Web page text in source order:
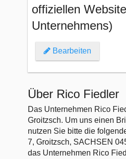
offiziellen
Unternehmens)
Bearbeiten
Über Rico Fiedler
Das Unternehmen Rico
Groitzsch. Um uns einen
nutzen Sie bitte die
7, Groitzsch, SACHSEN
das Unternehmen Rico